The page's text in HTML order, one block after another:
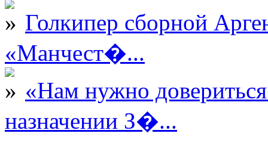
Голкипер сборной
«Манчест�...
«Нам нужно
назначении З�...